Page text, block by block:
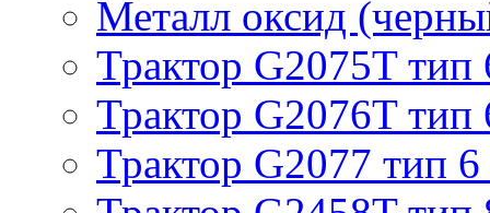
Металл оксид
Трактор G2075T тип
Трактор G2076T тип
Трактор G2077 тип 6